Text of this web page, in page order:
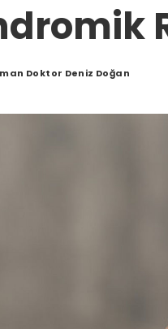
Doktor Deniz Doğan